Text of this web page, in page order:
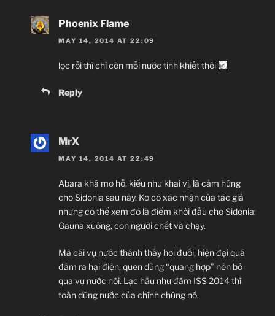
Phoenix Flame
MAY 14, 2014 AT 22:09
lọc rồi thì chỉ còn mỗi nước tinh khiết thôi
Reply
MrX
MAY 14, 2014 AT 22:49
Abara khá mơ hồ, kiểu như khai vị, là cảm hứng
cho Sidonia sau này. Ko có xác nhận của tác giả
nhưng có thể xem đó là điểm khởi đầu cho Sidonia:
Gauna xuống, con người chết và chạy.
Mà cái vụ nước thánh thấy hơi đuối, hiện đại quá
đâm ra hại điện, quen dùng “quang hợp” nên bỏ
qua vụ nước nôi. Lạc hâu như đám ISS 2014 thì
toàn dùng nước của chính chúng nó.